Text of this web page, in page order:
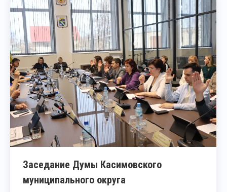
Заседание Думы Касимовского
муниципального округа